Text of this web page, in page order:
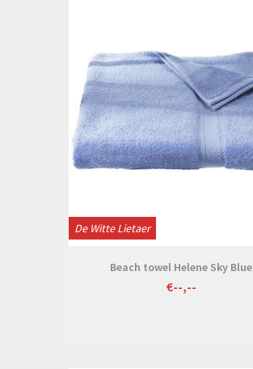
De Witte Lietaer
Beach towel Helene Sky Blue
€--,--